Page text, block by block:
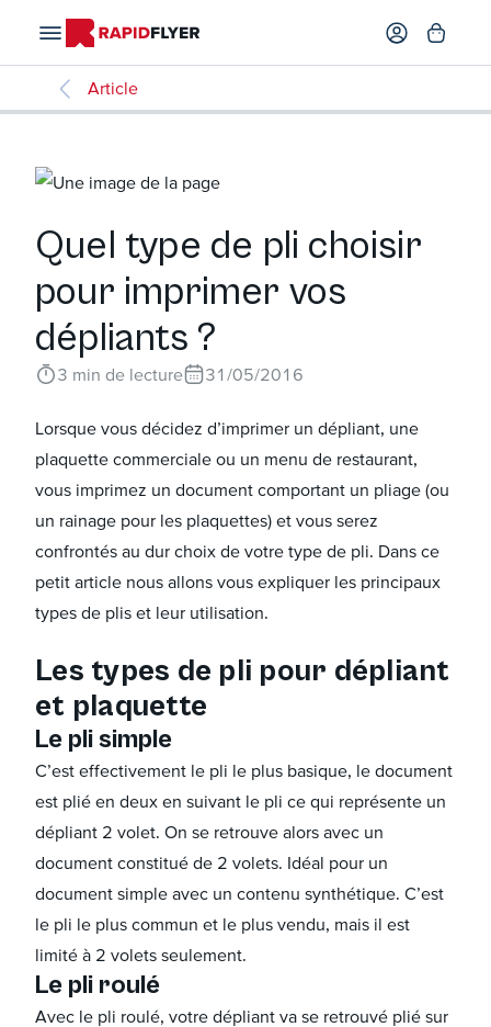
Article
Quel type de pli choisir
pour imprimer vos
dépliants ?
3 min de lecture 31/05/2016
Lorsque vous décidez d’imprimer un dépliant, une
plaquette commerciale ou un menu de restaurant,
vous imprimez un document comportant un pliage (ou
un rainage pour les plaquettes) et vous serez
confrontés au dur choix de votre type de pli. Dans ce
petit article nous allons vous expliquer les principaux
types de plis et leur utilisation.
Les types de pli pour dépliant
et plaquette
Le pli simple
C’est effectivement le pli le plus basique, le document
est plié en deux en suivant le pli ce qui représente un
dépliant 2 volet. On se retrouve alors avec un
document constitué de 2 volets. Idéal pour un
document simple avec un contenu synthétique. C’est
le pli le plus commun et le plus vendu, mais il est
limité à 2 volets seulement.
Le pli roulé
Avec le pli roulé, votre dépliant va se retrouvé plié sur